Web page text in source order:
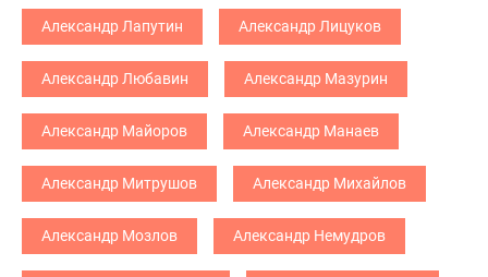
Александр Лапутин Александр Лицуков
Александр Любавин Александр Мазурин
Александр Майоров Александр Манаев
Александр Митрушов Александр Михайлов
Александр Мозлов Александр Немудров